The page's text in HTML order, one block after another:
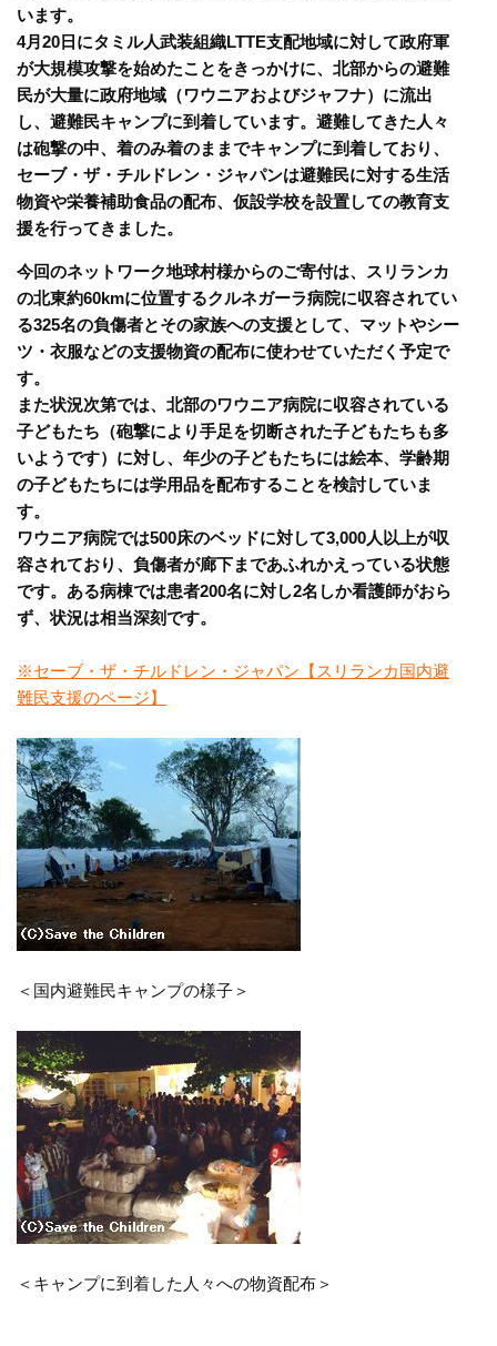
います。
4月20日にタミル人武装組織LTTE支配地域に対して政府軍
が大規模攻撃を始めたことをきっかけに、北部からの避難
民が大量に政府地域（ワウニアおよびジャフナ）に流出
し、避難民キャンプに到着しています。避難してきた人々
は砲撃の中、着のみ着のままでキャンプに到着しており、
セーブ・ザ・チルドレン・ジャパンは避難民に対する生活
物資や栄養補助食品の配布、仮設学校を設置しての教育支
援を行ってきました。
今回のネットワーク地球村様からのご寄付は、スリランカ
の北東約60kmに位置するクルネガーラ病院に収容されてい
る325名の負傷者とその家族への支援として、マットやシー
ツ・衣服などの支援物資の配布に使わせていただく予定で
す。
また状況次第では、北部のワウニア病院に収容されている
子どもたち（砲撃により手足を切断された子どもたちも多
いようです）に対し、年少の子どもたちには絵本、学齢期
の子どもたちには学用品を配布することを検討していま
す。
ワウニア病院では500床のベッドに対して3,000人以上が収
容されており、負傷者が廊下まであふれかえっている状態
です。ある病棟では患者200名に対し2名しか看護師がおら
ず、状況は相当深刻です。
※セーブ・ザ・チルドレン・ジャパン【スリランカ国内避
難民支援のページ】
＜国内避難民キャンプの様子＞
＜キャンプに到着した人々への物資配布＞